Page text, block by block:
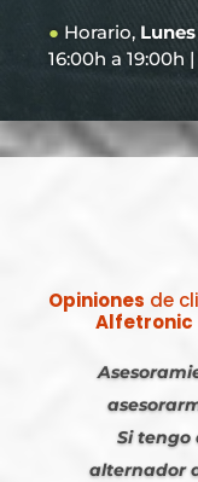
● Horario,
16:00h a 19:00h |
Opiniones de
Alfetronic
Si tengo
alternador